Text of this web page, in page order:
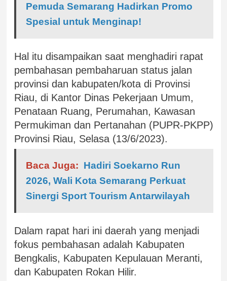
Pemuda Semarang Hadirkan Promo
Spesial untuk Menginap!
Hal itu disampaikan saat menghadiri rapat
pembahasan pembaharuan status jalan
provinsi dan kabupaten/kota di Provinsi
Riau, di Kantor Dinas Pekerjaan Umum,
Penataan Ruang, Perumahan, Kawasan
Permukiman dan Pertanahan (PUPR-PKPP)
Provinsi Riau, Selasa (13/6/2023).
Baca Juga: Hadiri Soekarno Run
2026, Wali Kota Semarang Perkuat
Sinergi Sport Tourism Antarwilayah
Dalam rapat hari ini daerah yang menjadi
fokus pembahasan adalah Kabupaten
Bengkalis, Kabupaten Kepulauan Meranti,
dan Kabupaten Rokan Hilir.